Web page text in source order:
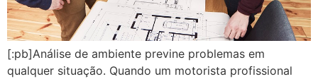
[:pb]Análise de ambiente previne problemas em
qualquer situação. Quando um motorista profissional